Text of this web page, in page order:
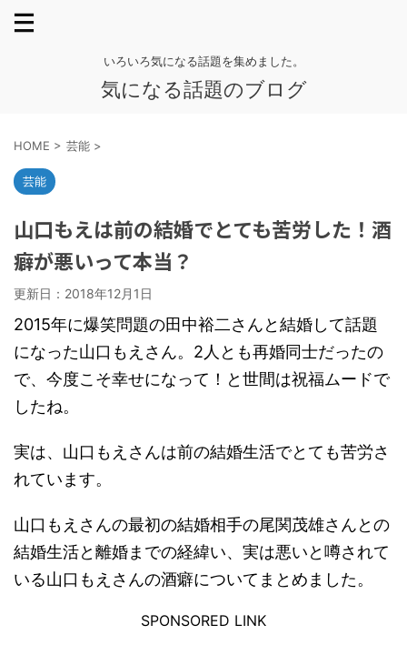
いろいろ気になる話題を集めました。
気になる話題のブログ
HOME > 芸能 >
芸能
山口もえは前の結婚でとても苦労した！酒
癖が悪いって本当？
更新日： 2018年12月1日
2015年に爆笑問題の田中裕二さんと結婚して話題
になった山口もえさん。2人とも再婚同士だったの
で、今度こそ幸せになって！と世間は祝福ムードで
したね。
実は、山口もえさんは前の結婚生活でとても苦労さ
れています。
山口もえさんの最初の結婚相手の尾関茂雄さんとの
結婚生活と離婚までの経緯い、実は悪いと噂されて
いる山口もえさんの酒癖についてまとめました。
SPONSORED LINK